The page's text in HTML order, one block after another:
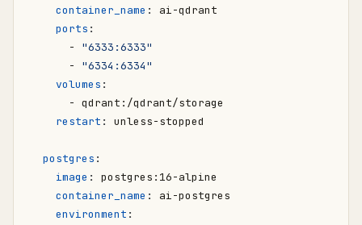
container_name :
ai-qdrant
ports :
- "6333:6333"
- "6334:6334"
volumes :
- qdrant:/qdrant/storage
restart : unless-stopped
postgres :
image :
postgres:16-alpine
container_name :
ai-postgres
environment :